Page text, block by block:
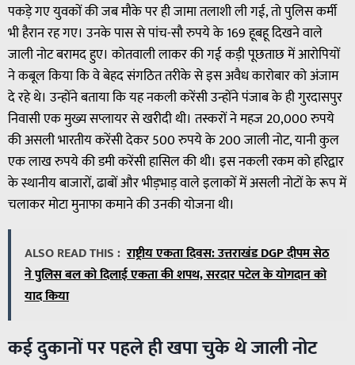
पकड़े गए युवकों की जब मौके पर ही जामा तलाशी ली गई, तो पुलिस कर्मी
भी हैरान रह गए। उनके पास से पांच-सौ रुपये के 169 हूबहू दिखने वाले
जाली नोट बरामद हुए। कोतवाली लाकर की गई कड़ी पूछताछ में आरोपियों
ने कबूल किया कि वे बेहद संगठित तरीके से इस अवैध कारोबार को अंजाम
दे रहे थे। उन्होंने बताया कि यह नकली करेंसी उन्होंने पंजाब के ही गुरदासपुर
निवासी एक मुख्य सप्लायर से खरीदी थी। तस्करों ने महज 20,000 रुपये
की असली भारतीय करेंसी देकर 500 रुपये के 200 जाली नोट, यानी कुल
एक लाख रुपये की डमी करेंसी हासिल की थी। इस नकली रकम को हरिद्वार
के स्थानीय बाजारों, ढाबों और भीड़भाड़ वाले इलाकों में असली नोटों के रूप में
चलाकर मोटा मुनाफा कमाने की उनकी योजना थी।
ALSO READ THIS : राष्ट्रीय एकता दिवस: उत्तराखंड DGP दीपम सेठ
ने पुलिस बल को दिलाई एकता की शपथ, सरदार पटेल के योगदान को
याद किया
कई दुकानों पर पहले ही खपा चुके थे जाली नोट